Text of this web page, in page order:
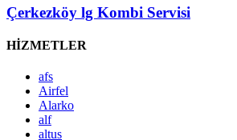
Çerkezköy lg Kombi Servisi
HİZMETLER
afs
Airfel
Alarko
alf
altus